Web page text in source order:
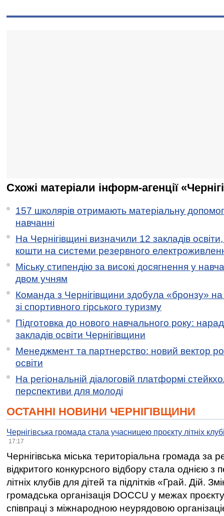
Схожі матеріали інформ-агенції
157 школярів отримають матеріальну
навчанні
На Чернігівщині визначили 12 закладів
кошти на системи резервного
Міську стипендію за високі досягнення у
двом учням
Команда з Чернігівщини здобула «бронзу» на
зі спортивного гірського туризму
Підготовка до нового навчального року:
закладів освіти Чернігівщини
Менеджмент та партнерство: новий вектор
освіти
На регіональній діалоговій платформі
перспективи для молоді
ОСТАННІ НОВИНИ ЧЕРНІГІВЩИНИ
Чернігівська громада стала учасницею проєкту літніх
17:17
Чернігівська міська територіальна громада за
відкритого конкурсного відбору стала однією
літніх клубів для дітей та підлітків «Грай. Дій.
громадська організація DOCCU у межах
співпраці з міжнародною неурядовою